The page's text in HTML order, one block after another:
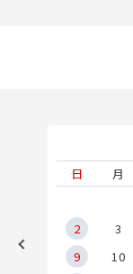
日
月
2
3
9
10